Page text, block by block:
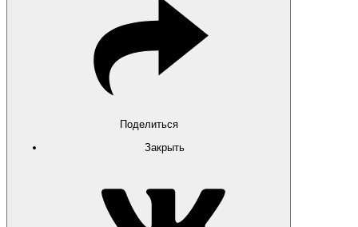
Поделиться
Закрыть